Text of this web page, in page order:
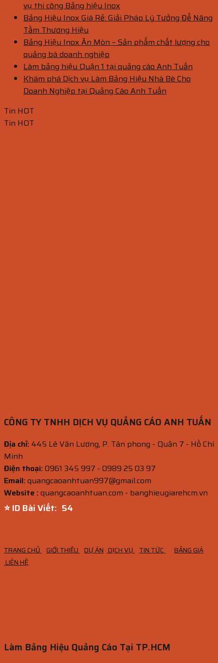
vụ thi công Bảng hiệu Inox
Bảng Hiệu Inox Giá Rẻ: Giải Pháp Lý Tưởng Để Nâng
Tầm Thương Hiệu
Bảng Hiệu Inox Ăn Mòn – Sản phẩm chất lượng cho
quảng bá doanh nghiệp
Làm bảng hiệu Quận 1 tại quảng cáo Anh Tuấn
Khám phá Dịch vụ Làm Bảng Hiệu Nhà Bè Cho
Doanh Nghiệp tại Quảng Cáo Anh Tuấn
Tin HOT
Tin HOT
CÔNG TY TNHH DỊCH VỤ QUẢNG CÁO ANH TUẤN
Địa chỉ: 445 Lê Văn Lương, P. Tân phong - Quận 7 - Hồ Chí
Minh
Điện thoại:0961 345 997 - 0989 25 03 97
Email:quangcaoanhtuan997@gmail.com
Website :quangcaoanhtuan.com - banghieugiarehcm.vn
⭐ ID Bài Viết: 53
TRANG CHỦ GIỚI THIỆU DỰ ÁN DỊCH VỤ TIN TỨC
BẢNG GIÁ
LIÊN HỆ
Làm Bảng Hiệu Quảng Cáo Tại TP.HCM